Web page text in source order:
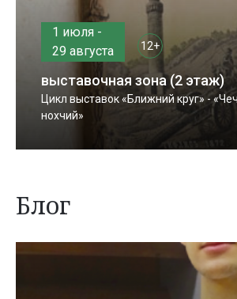
1 июля -
29 августа
12+
выставочная зона (2 этаж)
Цикл выставок «Ближний круг» -
нохчий»
Блог